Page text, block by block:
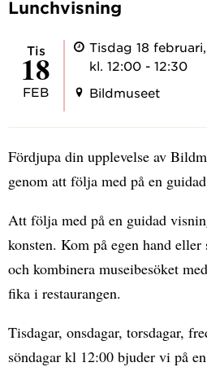
Lunchvisning
tis
18
FEB
Tisdag 18
kl. 12:00 - 12:30
Bildmuseet
Fördjupa din upplevelse av
genom att följa med på en
Att följa med på en guidad
konsten. Kom på egen hand
och kombinera museibesöket
fika i restaurangen.
Tisdagar, onsdagar, torsdagar,
söndagar kl 12:00 bjuder vi på